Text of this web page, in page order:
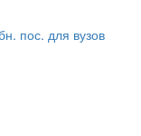
пос. для вузов